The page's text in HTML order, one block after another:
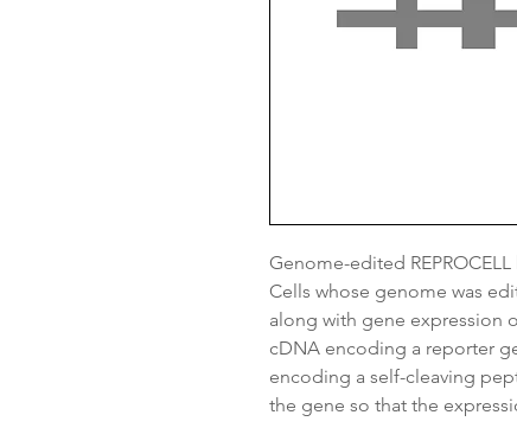
Genome-edited
Cells whose genome was
along with gene expression
cDNA encoding a reporter
encoding a self-cleaving
the gene so that the